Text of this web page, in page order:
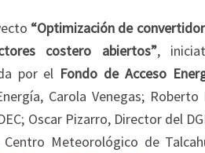
“Optimización de
costero abiertos”,
por el Fondo de Acceso
Carola Venegas;
Oscar Pizarro, Director del
Meteorológico de